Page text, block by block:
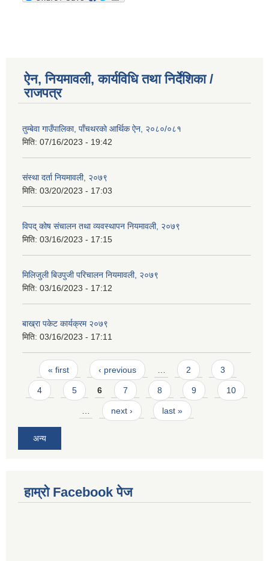
ऐन, नियमावली, कार्यविधि तथा निर्देशिका /
राजपत्र
तुम्बेवा गाउँपालिका, पाँचथरकाे आर्थिक ऐन, २०८०/०८१
मिति: 07/16/2023 - 19:42
संस्था दर्ता नियमावली, २०७९
मिति: 03/20/2023 - 17:03
विपद् कोष संचालन तथा व्यवस्थापन नियमावली, २०७९
मिति: 03/16/2023 - 17:15
मिलिजुली बिउपुजी परिचालन नियमावली, २०७९
मिति: 03/16/2023 - 17:12
बाख्रा पकेट कार्यक्रम २०७९
मिति: 03/16/2023 - 17:11
Pages
« first ‹ previous 2 3
4 5 6 7 8 9 10
next › last »
अन्य
हाम्राे Facebook पेज